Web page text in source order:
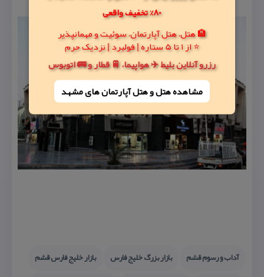
80% تخفیف واقعی
🏨 هتل، هتل آپارتمان، سوئیت و مهمانپذیر
⭐ از 1 تا 5 ستاره | فولبرد | نزدیک حرم
رزرو آنلاین بلیط ✈️ هواپیما، 🚆 قطار و 🚌 اتوبوس
مشاهده هتل و هتل‌ آپارتمان های مشهد
آداب و رسوم قشم بازار بزرگ خلیج فارس
بازار خلیج فارس قشم